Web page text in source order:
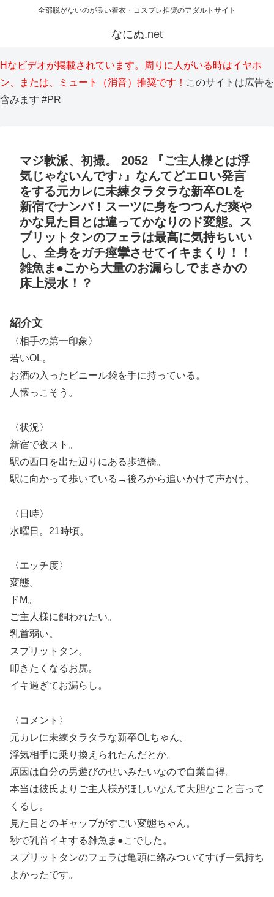
全部脱がないのが良い着衣・コスプレ推奨のアダルトサイト
なにぬ.net
Hなビデオが掲載されています。周りに人がいる時はイヤホ
ン、または、ミュート（消音）推奨です！ このサイトは広告を
含みます #PR
マジ軟派、初撮。 2052 『ご主人様とは浮
気じゃないんです♪』なんてどエロい発言
をする元カレに未練タラタラな新卒OLを
新宿でナンパ！スーツに身をつつんだ爽や
かな見た目とは違ってかなりのド変態。ス
プリットタンのフェラは最高に気持ちいい
し、全身をガチ痙攣させてイキまくり！！
雑魚ま●こから大量のお漏らしでまさかの
床上浸水！？
紹介文
〈相手の第一印象〉
若いOL。
お酒の入ったビニール袋を手に持っている。
人懐っこそう。
〈状況〉
新宿で夜スト。
駅の西口を出た辺りにある歩道橋。
駅に向かって歩いている→後ろから追いかけて声かけ。
〈日時〉
水曜日。21時頃。
〈エッチ度〉
変態。
ドM。
ご主人様に飼われたい。
乳首弱い。
スプリットタン。
叩きたくなるお尻。
イキ過ぎてお漏らし。
〈コメント〉
元カレに未練タラタラな新卒OLちゃん。
浮気相手に乗り換えられたんだとか。
原因は自分の男遊びのせいみたいなので自業自得。
本当は彼氏よりご主人様がほしいなんて大胆なこと言って
くるし。
見た目とのギャップがすごい変態ちゃん。
秒で乳首イキする雑魚ま●こでした。
スプリットタンのフェラは亀頭に絡みついてすげー気持ち
よかったです。